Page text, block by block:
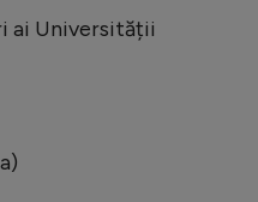
ai Universității